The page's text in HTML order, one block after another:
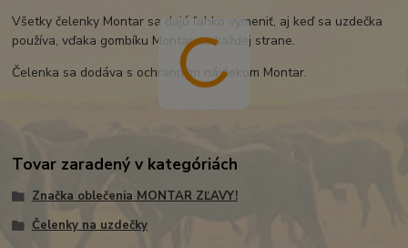
Všetky čelenky Montar sa dajú ľahko vymeniť, aj keď sa uzdečka
používa, vďaka gombíku Montar na každej strane.
Čelenka sa dodáva s ochranným návlekom Montar.
Tovar zaradený v kategóriách
Značka oblečenia MONTAR ZĽAVY!
Čelenky na uzdečky